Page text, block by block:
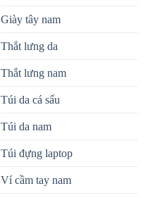
Giày tây nam
Thắt lưng da
Thắt lưng nam
Túi da cá sấu
Túi da nam
Túi đựng laptop
Ví cầm tay nam